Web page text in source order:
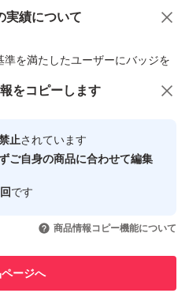
実績について
を満たしたユーザーにバッジを
心・安全なユーザーです
引を完了させた実績があります
での取引実績があります
商品への質問
をコピーします
止されています
ご自身の商品に合わせて編集
です
商品情報コピー機能について
ージへ
スメ